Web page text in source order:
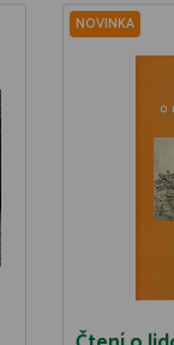
NOVINKA